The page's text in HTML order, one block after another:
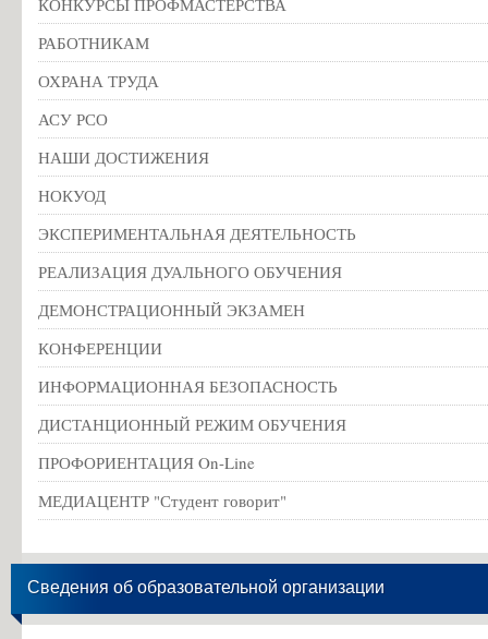
КОНКУРСЫ ПРОФМАСТЕРСТВА
РАБОТНИКАМ
ОХРАНА ТРУДА
АСУ РСО
НАШИ ДОСТИЖЕНИЯ
НОКУОД
ЭКСПЕРИМЕНТАЛЬНАЯ ДЕЯТЕЛЬНОСТЬ
РЕАЛИЗАЦИЯ ДУАЛЬНОГО ОБУЧЕНИЯ
ДЕМОНСТРАЦИОННЫЙ ЭКЗАМЕН
КОНФЕРЕНЦИИ
ИНФОРМАЦИОННАЯ БЕЗОПАСНОСТЬ
ДИСТАНЦИОННЫЙ РЕЖИМ ОБУЧЕНИЯ
ПРОФОРИЕНТАЦИЯ On-Line
МЕДИАЦЕНТР "Студент говорит"
Сведения об образовательной организации